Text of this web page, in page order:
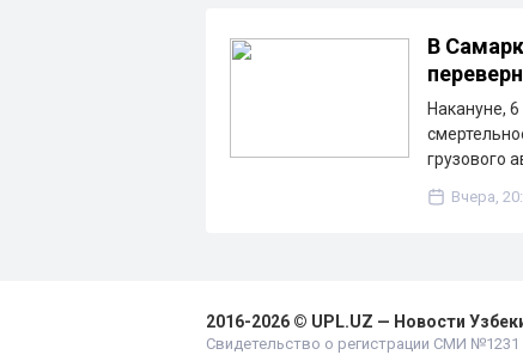
В
Накануне,
грузового
Вчера,
2016-2026 © UPL.UZ — Новости
Свидетельство о регистрации СМИ №1231